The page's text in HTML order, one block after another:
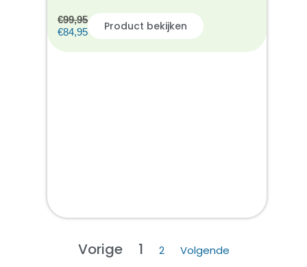
€99,95
€84,95 Product bekijken
Vorige 1 2 Volgende